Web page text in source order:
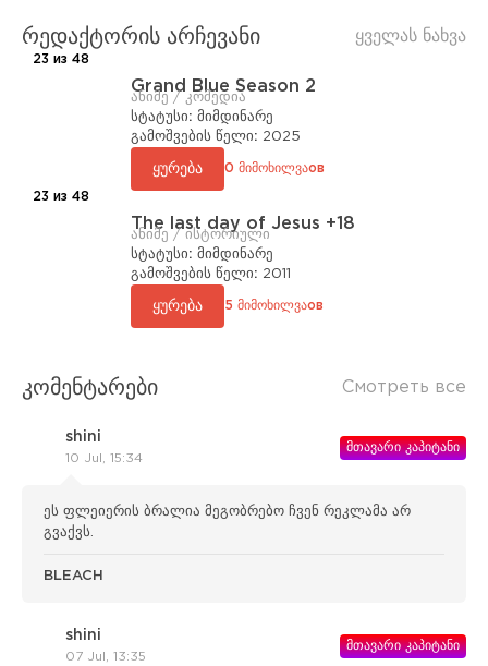
რედაქტორის არჩევანი ყველას ნახვა
23 из 48
Grand Blue Season 2
ანიმე / კომედია
სტატუსი: მიმდინარე
გამოშვების წელი: 2025
ყურება 0 მიმოხილვაов
23 из 48
The last day of Jesus +18
ანიმე / ისტორიული
სტატუსი: მიმდინარე
გამოშვების წელი: 2011
ყურება 5 მიმოხილვაов
კომენტარები Смотреть все
shini
10 Jul, 15:34
მთავარი კაპიტანი
ეს ფლეიერის ბრალია მეგობრებო ჩვენ რეკლამა არ
გვაქვს.
BLEACH
shini
07 Jul, 13:35
მთავარი კაპიტანი